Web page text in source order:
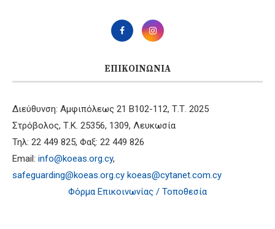
ΕΠΙΚΟΙΝΩΝΊΑ
Διεύθυνση: Αμφιπόλεως 21 B102-112, Τ.Τ. 2025
Στρόβολος, Τ.Κ. 25356, 1309, Λευκωσία
Τηλ: 22 449 825, Φαξ: 22 449 826
Email: info@koeas.org.cy,
safeguarding@koeas.org.cy koeas@cytanet.com.cy
Φόρμα Επικοινωνίας / Τοποθεσία